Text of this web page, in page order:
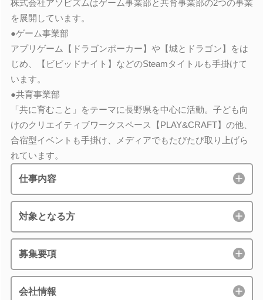
株式会社アソビズムはゲーム事業部と共育事業部の2つの事業
を展開しています。
●ゲーム事業部
アプリゲーム【ドラゴンポーカー】や【城とドラゴン】をは
じめ、【ビビッドナイト】などのSteamタイトルも手掛けて
います。
●共育事業部
「共に育むこと」をテーマに長野県を中心に活動。子ども向
けのクリエイティブワークスペース【PLAY&CRAFT】の他、
合宿型イベントも手掛け、メディアでもたびたび取り上げら
れています。
仕事内容
対象となる方
募集要項
会社情報